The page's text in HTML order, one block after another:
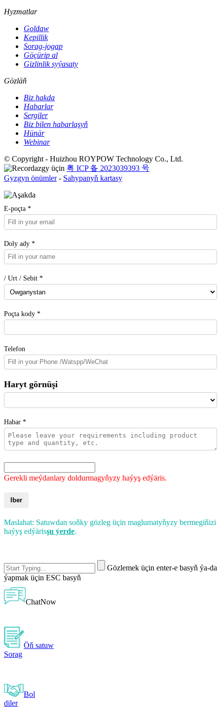
Hyzmatlar
Goldaw
Kepillik
Sorag-jogap
Göçürip al
Gizlinlik syýasaty
Gözläň
Biz hakda
Habarlar
Sergiler
Biz bilen habarlaşyň
Hünär
Webinar
© Copyright - Huizhou ROYPOW Technology Co., Ltd.
粤 ICP 备 2023039393 号
Gyzgyn önümler- Sahypanyň kartasy
E-poçta *
Doly ady *
/ Urt / Sebit *
Poçta kody *
Telefon
Haryt görnüşi
Habar *
Gerekli meýdanlary doldurmagyňyzy haýyş edýäris.
Iber
Maslahat: Satuwdan soňky gözleg üçin maglumatyňyzy bermegiňizi
haýyş edýärisşu ýerde.
Gözlemek üçin enter-e basyň ýa-da
ýapmak üçin ESC basyň
ChatNow
Öň satuw
Sorag
Bol
diler